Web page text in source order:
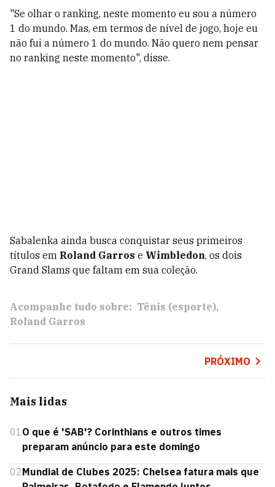
"Se olhar o ranking, neste momento eu sou a número
1 do mundo. Mas, em termos de nível de jogo, hoje eu
não fui a número 1 do mundo. Não quero nem pensar
no ranking neste momento", disse.
Sabalenka ainda busca conquistar seus primeiros
títulos em Roland Garros e Wimbledon, os dois
Grand Slams que faltam em sua coleção.
Acompanhe tudo sobre: Tênis (esporte)
Roland Garros
PRÓXIMO
Mais lidas
01O que é 'SAB'? Corinthians e outros times
preparam anúncio para este domingo
02Mundial de Clubes 2025: Chelsea fatura mais que